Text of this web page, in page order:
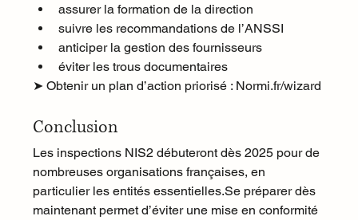
assurer la formation de la direction
suivre les recommandations de l’ANSSI
anticiper la gestion des fournisseurs
éviter les trous documentaires
➤ Obtenir un plan d’action priorisé : Normi.fr/wizard
Conclusion
Les inspections NIS2 débuteront dès 2025 pour de
nombreuses organisations françaises, en
particulier les entités essentielles.Se préparer dès
maintenant permet d’éviter une mise en conformité